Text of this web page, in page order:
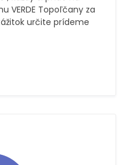
VERDE Topoľčany za
určite prídeme